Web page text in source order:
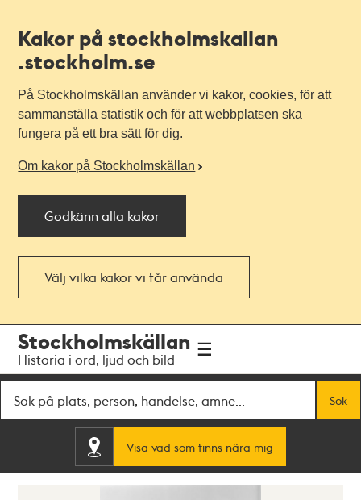
Kakor på stockholmskallan
.stockholm.se
På Stockholmskällan använder vi kakor, cookies, för att
sammanställa statistik och för att webbplatsen ska
fungera på ett bra sätt för dig.
Om kakor på Stockholmskällan
Godkänn alla kakor
Välj vilka kakor vi får använda
navigationen
huvudinnehållet
Stockholmskällan
Historia i ord, ljud och bild
Sök
Visa vad som finns nära mig